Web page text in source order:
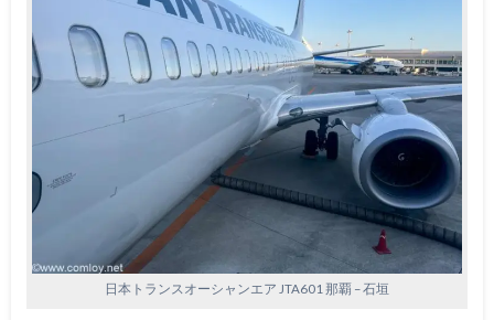
日本トランスオーシャンエア JTA601 那覇 – 石垣